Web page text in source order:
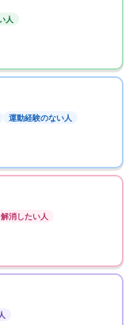
人
運動経験のない人
消したい人